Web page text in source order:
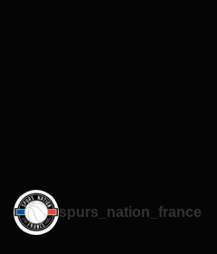
spurs_nation_france